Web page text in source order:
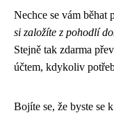
Nechce se vám běhat
si založíte z pohodlí
Stejně tak zdarma
účtem, kdykoliv
Bojíte se, že byste se